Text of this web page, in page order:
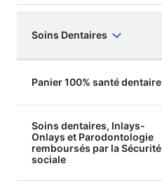
Soins Dentaires
Panier 100% santé dentaire
Soins dentaires, Inlays-
Onlays et Parodontologie
remboursés par la Sécurité
sociale